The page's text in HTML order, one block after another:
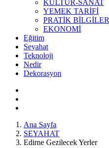
KÜLTÜR-SANAT
YEMEK TARİFİ
PRATİK BİLGİLER
EKONOMİ
Eğitim
Seyahat
Teknoloji
Nedir
Dekorasyon
Ana Sayfa
SEYAHAT
Edirne Gezilecek Yerler